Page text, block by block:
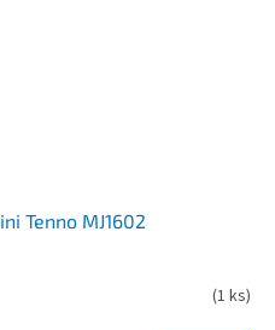
Tenno MJ1602
(1 ks)